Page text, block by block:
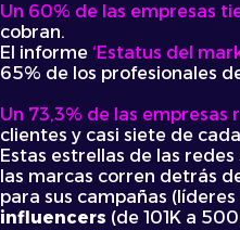
Un 60% de las empresas
cobran.
El informe ‘Estatus del
65% de los profesionales
Un 73,3% de las
clientes y casi siete de
Estas estrellas de las
las marcas corren detrás
para sus campañas
influencers (de 101K a